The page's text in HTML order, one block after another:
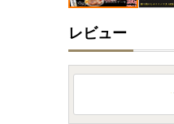
レビュー